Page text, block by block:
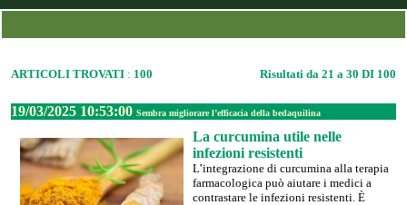
ARTICOLI TROVATI : 100 Risultati da 21 a 30 DI 100
19/03/2025 10:53:00 Sembra migliorare l’efficacia della bedaquilina
La curcumina utile nelle
infezioni resistenti
L’integrazione di curcumina alla terapia
farmacologica può aiutare i medici a
contrastare le infezioni resistenti. È